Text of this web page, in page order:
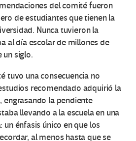
del comité fueron
de estudiantes que tienen la
Nunca tuvieron la
al día escolar de millones de
un siglo.
tuvo una consecuencia no
recomendado adquirió la
engrasando la pendiente
llevando a la escuela en una
énfasis único en que los
al menos hasta que se